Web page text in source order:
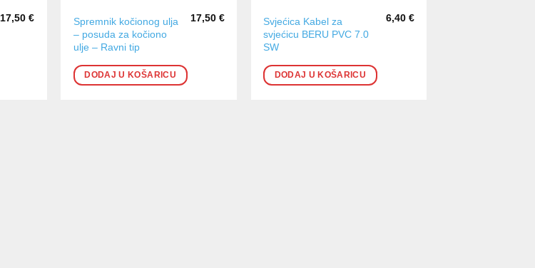
17,50€
Spremnik kočionog ulja
– posuda za kočiono
ulje – Ravni tip
17,50 €
DODAJ U KOŠARICU
Svjećica Kabel za
svjećicu BERU PVC 7.0
SW
6,40 €
DODAJ U KOŠARICU